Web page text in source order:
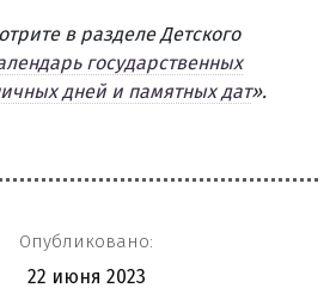
в разделе Детского
государственных
дней и памятных дат».
Опубликовано:
22 июня 2023